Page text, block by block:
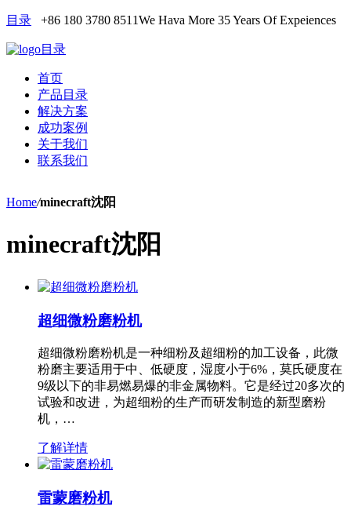
目录 +86 180 3780 8511We Hava More 35 Years Of Expeiences
目录
首页
产品目录
解决方案
成功案例
关于我们
联系我们
Home/minecraft沈阳
minecraft沈阳
超细微粉磨粉机
超细微粉磨粉机是一种细粉及超细粉的加工设备，此微
粉磨主要适用于中、低硬度，湿度小于6%，莫氏硬度在
9级以下的非易燃易爆的非金属物料。它是经过20多次的
试验和改进，为超细粉的生产而研发制造的新型磨粉
机，…
了解详情
雷蒙磨粉机